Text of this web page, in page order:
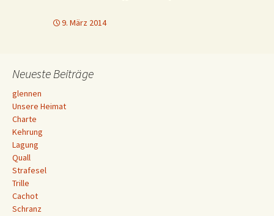
9. März 2014
Neueste Beiträge
glennen
Unsere Heimat
Charte
Kehrung
Lagung
Quall
Strafesel
Trille
Cachot
Schranz